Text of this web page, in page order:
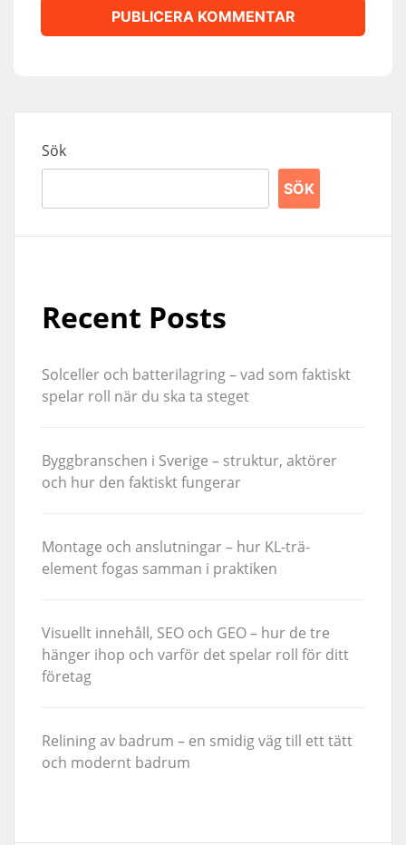
Sök
SÖK
Recent Posts
Solceller och batterilagring – vad som faktiskt
spelar roll när du ska ta steget
Byggbranschen i Sverige – struktur, aktörer
och hur den faktiskt fungerar
Montage och anslutningar – hur KL-trä-
element fogas samman i praktiken
Visuellt innehåll, SEO och GEO – hur de tre
hänger ihop och varför det spelar roll för ditt
företag
Relining av badrum – en smidig väg till ett tätt
och modernt badrum